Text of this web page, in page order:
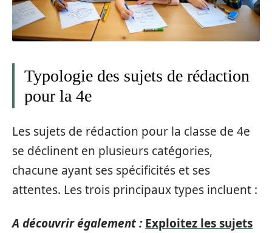
Typologie des sujets de rédaction
pour la 4e
Les sujets de rédaction pour la classe de 4e
se déclinent en plusieurs catégories,
chacune ayant ses spécificités et ses
attentes. Les trois principaux types incluent :
A découvrir également : Exploitez les sujets